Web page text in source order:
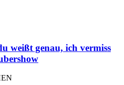
weißt genau, ich vermiss